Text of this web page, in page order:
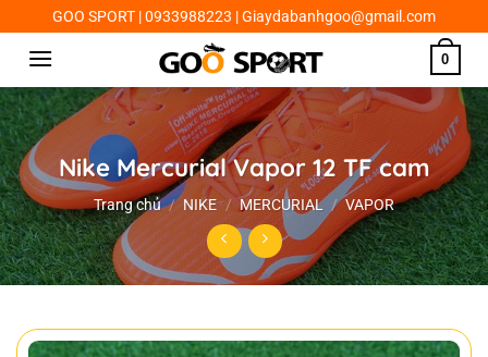
Chuyển
đến
dung
GOO SPORT | 0933988223 | Giaydabanhgoo@gmail.com
0
Nike Mercurial Vapor 12 TF cam
Trang chủ / NIKE / MERCURIAL / VAPOR